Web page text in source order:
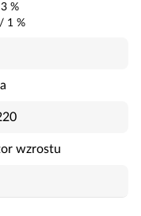
3 %
/ 1 %
wzrostu